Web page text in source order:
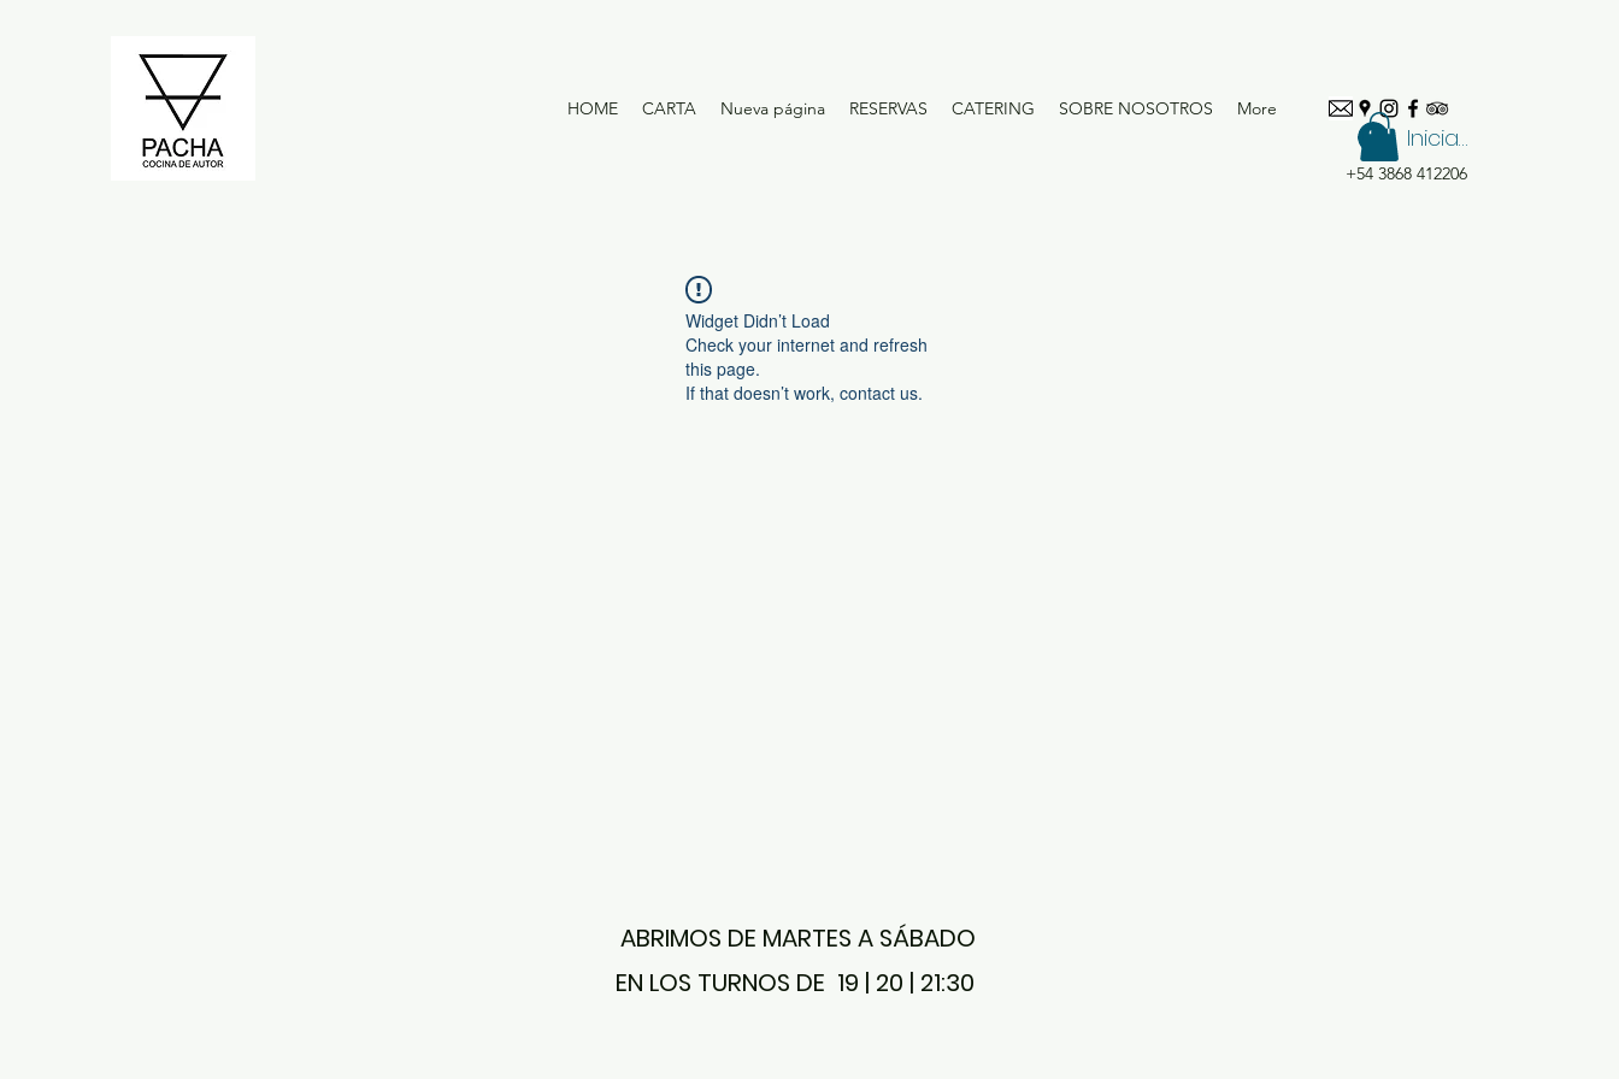
HOME CARTA Nueva página RESERVAS CATERING SOBRE NOSOTROS More
+54 3868 412206
Iniciar sesión
Widget Didn’t Load
Check your internet and refresh
this page.
If that doesn’t work, contact us.
ABRIMOS DE MARTES A SÁBADO
EN LOS TURNOS DE 19 | 20 | 21:30